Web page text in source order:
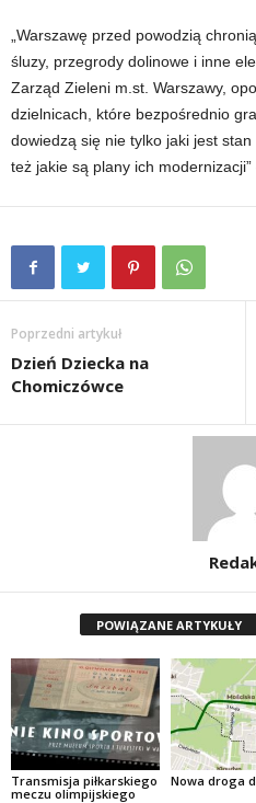
„Warszawę przed powodzią
śluzy, przegrody dolinowe i inne
Zarząd Zieleni m.st. Warszawy,
dzielnicach, które bezpośrednio
dowiedzą się nie tylko jaki jest
też jakie są plany ich
Poprzedni artykuł
Dzień Dziecka na
Chomiczówce
POWIĄZANE ARTYKUŁY
Transmisja piłkarskiego
meczu olimpijskiego
Nowa droga